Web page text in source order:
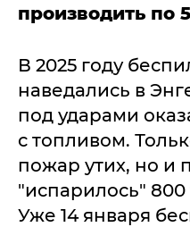
производить по
В 2025 году
наведались в
под ударами
с топливом.
пожар утих, но и
"испарилось" 800
Уже 14 января